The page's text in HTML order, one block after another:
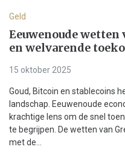
Geld
Eeuwenoude
en welvarende
15 oktober 2025
Goud, Bitcoin en stablecoins
landschap. Eeuwenoude
krachtige lens om de snel
te begrijpen. De wetten van
met de...